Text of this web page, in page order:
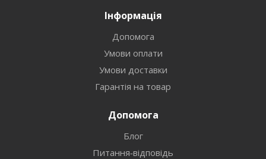
Інформація
Допомога
Умови оплати
Умови доставки
Гарантія на товар
Допомога
Блог
Питання-відповідь